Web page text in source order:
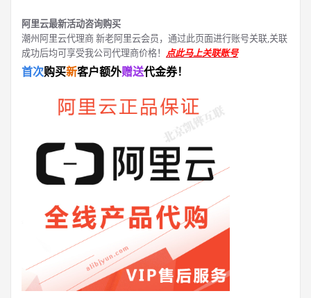
阿里云最新活动咨询购买
潮州阿里云代理商 新老阿里云会员，通过此页面进行账号关联,关联
成功后均可享受我公司代理商价格！ 点此马上关联账号
首次购买新客户额外赠送代金券！